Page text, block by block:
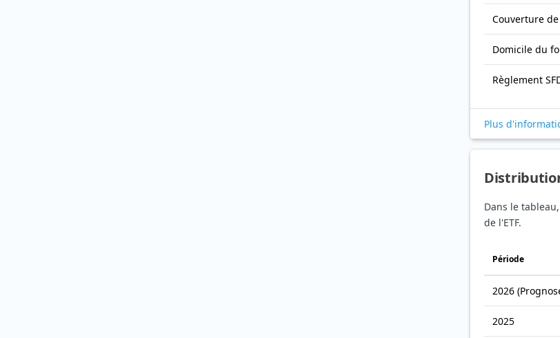
Couverture
Domicile du
Règlement
Plus
Dans le
de l'ETF.
Période
2026
2025